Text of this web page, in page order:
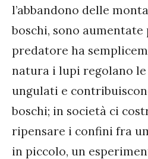
l’abbandono delle
boschi, sono
predatore ha
natura i lupi regolano
ungulati e
boschi; in società ci
ripensare i confini fra
in piccolo, un